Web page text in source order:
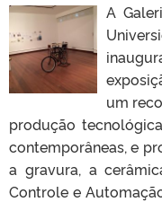
A
um
produção
contemporâneas, e
a gravura, a
Controle e